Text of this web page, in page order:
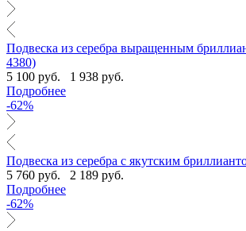
Подвеска из серебра выращенным
4380)
5 100 руб.
1 938 руб.
Подробнее
-62%
Подвеска из серебра с якутским
5 760 руб.
2 189 руб.
Подробнее
-62%